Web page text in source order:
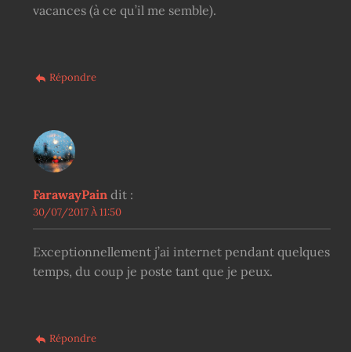
vacances (à ce qu’il me semble).
Répondre
FarawayPain dit :
30/07/2017 À 11:50
Exceptionnellement j’ai internet pendant quelques
temps, du coup je poste tant que je peux.
Répondre